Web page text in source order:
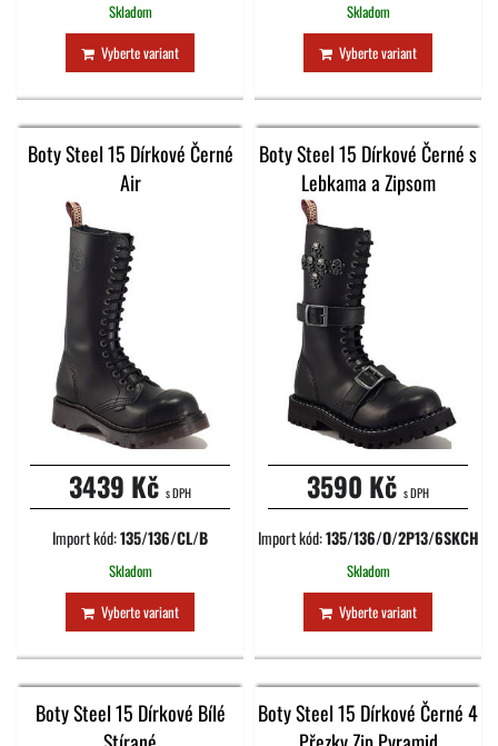
Skladom
Vyberte variant
Skladom
Vyberte variant
Boty Steel 15 Dírkové Černé
Air
3439 Kč s DPH
Import kód:135/136/CL/B
Skladom
Vyberte variant
Boty Steel 15 Dírkové Černé s
Lebkama a Zipsom
3590 Kč s DPH
Import kód:135/136/O/2P13/6SKCH
Skladom
Vyberte variant
Boty Steel 15 Dírkové Bílé
Boty Steel 15 Dírkové Černé 4